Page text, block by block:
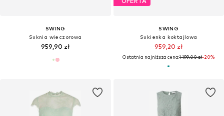
SWING
Suknia wieczorowa
959,90 zł
SWING
Sukienka koktajlowa
959,20 zł
Ostatnia najniższa cena:1 199,00 zł-20%